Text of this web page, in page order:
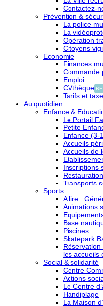
Contactez-
Prévention &
La police
La
Opération
Citoyens
Economie
Finances
Commande
Emploi
CVthèque
Tarifs et
Au quotidien
Enfance &
Le Portail
Petite
Enfance (3-
Accueils
Accueils de
Inscriptions
Transports
Sports
A lire :
Animations
Base
Piscines
Skatepark
les accueils
Social & solidarité
Centre
Actions
Le Centre
Handiplage
La Maison